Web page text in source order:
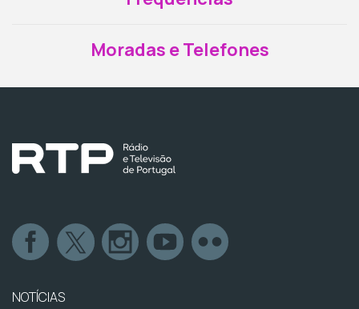
Moradas e Telefones
NOTÍCIAS